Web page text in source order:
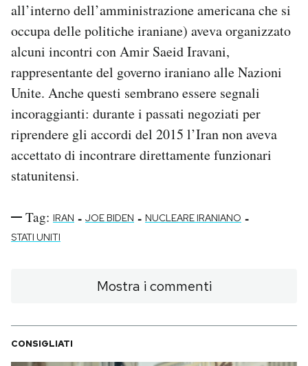
all’interno dell’amministrazione americana che si
occupa delle politiche iraniane) aveva organizzato
alcuni incontri con Amir Saeid Iravani,
rappresentante del governo iraniano alle Nazioni
Unite. Anche questi sembrano essere segnali
incoraggianti: durante i passati negoziati per
riprendere gli accordi del 2015 l’Iran non aveva
accettato di incontrare direttamente funzionari
statunitensi.
Tag: IRAN - JOE BIDEN - NUCLEARE IRANIANO -
STATI UNITI
Mostra i commenti
CONSIGLIATI